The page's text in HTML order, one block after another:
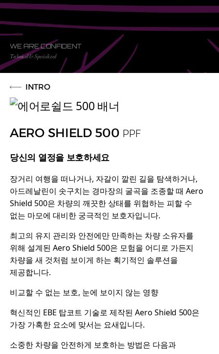
WE ARE CONFIDENT
Technical & Specialized
INTRO
AERO SHIELD 500 PPF
당신의 열정을 보호하세요
장거리 여행을 떠나거나, 자갈이 깔린 길을 탐색하거나,
아드레날린이 솟구치는 경마장의 굴곡을 조종할 때 Aero
Shield 500은 차량의 깨끗한 상태를 위협하는 피할 수
없는 마모에 대비한 궁극적인 보호자입니다.
최고의 유지 관리와 안전에만 만족하는 차량 소유자를
위해 설계된 Aero Shield 500은 모험을 어디로 가든지
차량을 새 것처럼 보이게 하는 획기적인 솔루션을
제공합니다.
비교할 수 없는 보호, 눈에 보이지 않는 영향
혁신적인 EBE 탑코트 기술로 제작된 Aero Shield 500은
가장 가혹한 요소에 맞서는 요새입니다.
소중한 차량을 안전하게 보호하는 방법은 다음과